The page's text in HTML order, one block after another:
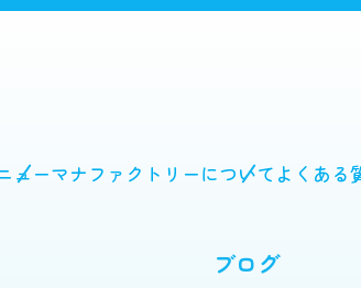
ューマナファクトリーについて よくある
ブログ